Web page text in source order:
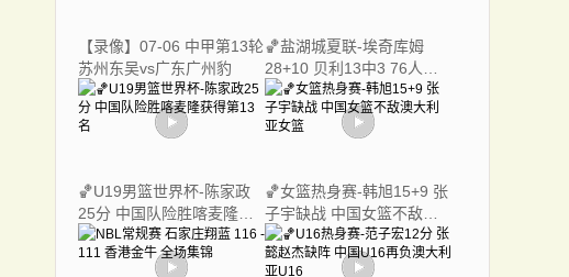
【录像】07-06 中甲第13轮
苏州东吴vs广东广州豹
🏀盐湖城夏联-埃奇库姆
28+10 贝利13中3 76人憾
负爵士
🏀U19男篮世界杯-陈家政
25分 中国队险胜喀麦隆获
得第13名
🏀女篮热身赛-韩旭15+9 张
子宇缺战 中国女篮不敌澳
大利亚女篮